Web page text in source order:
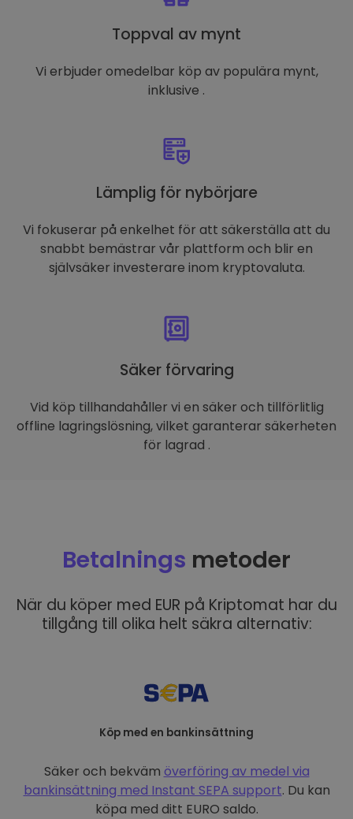
Toppval av mynt
Vi erbjuder omedelbar köp av populära mynt,
inklusive .
Lämplig för nybörjare
Vi fokuserar på enkelhet för att säkerställa att du
snabbt bemästrar vår plattform och blir en
självsäker investerare inom kryptovaluta.
Säker förvaring
Vid köp tillhandahåller vi en säker och tillförlitlig
offline lagringslösning, vilket garanterar säkerheten
för lagrad .
Betalnings metoder
När du köper med EUR på Kriptomat har du
tillgång till olika helt säkra alternativ:
Köp med en bankinsättning
Säker och bekväm överföring av medel via
bankinsättning med Instant SEPA support. Du kan
köpa med ditt EURO saldo.